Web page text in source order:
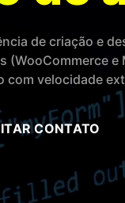
de criação e
velocidade
CONTATO